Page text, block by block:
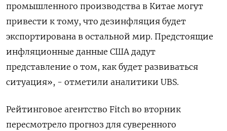
промышленного производства в Китае могут
привести к тому, что дезинфляция будет
экспортирована в остальной мир. Предстоящие
инфляционные данные США дадут
представление о том, как будет развиваться
ситуация», - отметили аналитики UBS.
Рейтинговое агентство Fitch во вторник
пересмотрело прогноз для суверенного